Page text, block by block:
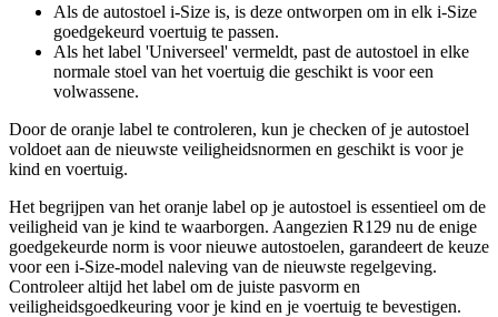
Als de autostoel i-Size is, is deze ontworpen om in elk i-Size
goedgekeurd voertuig te passen.
Als het label 'Universeel' vermeldt, past de autostoel in elke
normale stoel van het voertuig die geschikt is voor een
volwassene.
Door de oranje label te controleren, kun je checken of je autostoel
voldoet aan de nieuwste veiligheidsnormen en geschikt is voor je
kind en voertuig.
Het begrijpen van het oranje label op je autostoel is essentieel om de
veiligheid van je kind te waarborgen. Aangezien R129 nu de enige
goedgekeurde norm is voor nieuwe autostoelen, garandeert de keuze
voor een i-Size-model naleving van de nieuwste regelgeving.
Controleer altijd het label om de juiste pasvorm en
veiligheidsgoedkeuring voor je kind en je voertuig te bevestigen.